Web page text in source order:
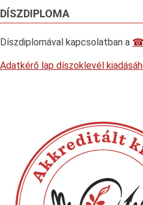
DÍSZDIPLOMA
Díszdiplomával kapcsolatban a
Adatkérő lap díszoklevél